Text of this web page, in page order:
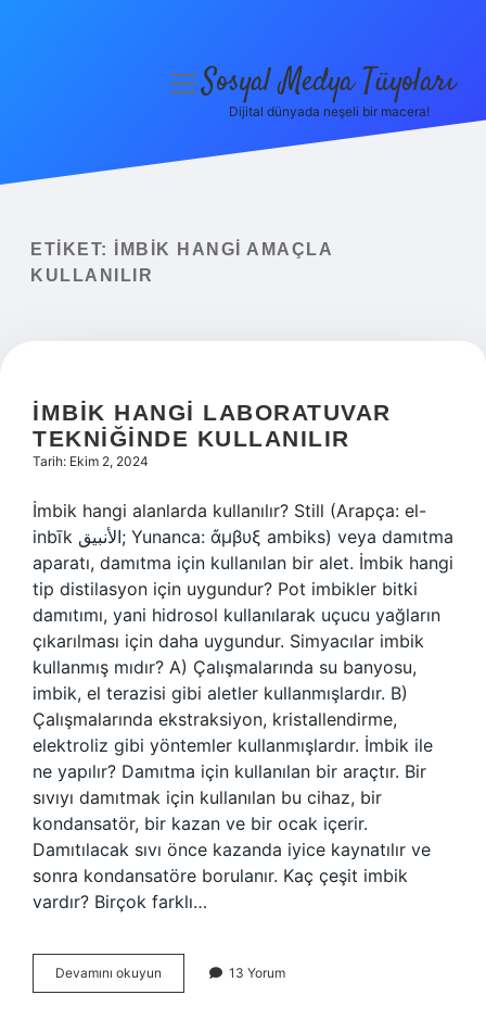
Yasal Uyarı
menüyüSosyal Medya Tüyoları
Dijital dünyada neşeli bir macera!
ETIKET:
İMBIK HANGI AMAÇLA
KULLANILIR
İMBIK HANGI LABORATUVAR
TEKNIĞINDE KULLANILIR
Tarih: Ekim 2, 2024
İmbik hangi alanlarda kullanılır? Still (Arapça: el-
inbīk الأنبيق; Yunanca: ἄμβυξ ambiks) veya damıtma
aparatı, damıtma için kullanılan bir alet. İmbik hangi
tip distilasyon için uygundur? Pot imbikler bitki
damıtımı, yani hidrosol kullanılarak uçucu yağların
çıkarılması için daha uygundur. Simyacılar imbik
kullanmış mıdır? A) Çalışmalarında su banyosu,
imbik, el terazisi gibi aletler kullanmışlardır. B)
Çalışmalarında ekstraksiyon, kristallendirme,
elektroliz gibi yöntemler kullanmışlardır. İmbik ile
ne yapılır? Damıtma için kullanılan bir araçtır. Bir
sıvıyı damıtmak için kullanılan bu cihaz, bir
kondansatör, bir kazan ve bir ocak içerir.
Damıtılacak sıvı önce kazanda iyice kaynatılır ve
sonra kondansatöre borulanır. Kaç çeşit imbik
vardır? Birçok farklı…
Devamını okuyun
Hangi
13 Yorum